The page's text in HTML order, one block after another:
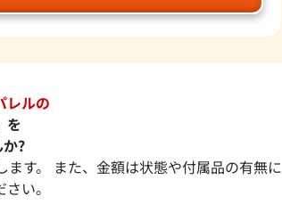
レルの
を
?
す。 また、金額は状態や付属品の有無に
い。